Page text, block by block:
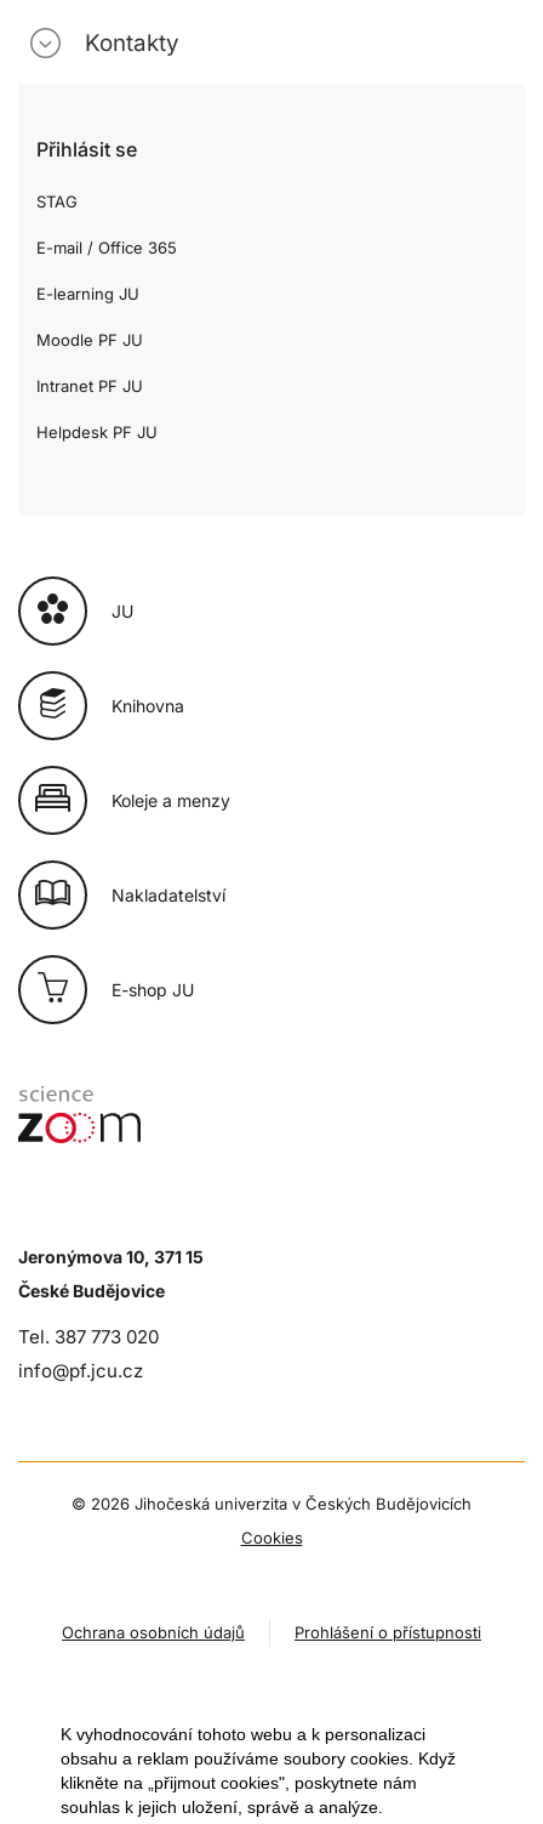
Kontakty
Přihlásit se
STAG
E-mail / Office 365
E-learning JU
Moodle PF JU
Intranet PF JU
Helpdesk PF JU
JU
Knihovna
Koleje a menzy
Nakladatelství
E-shop JU
Jeronýmova 10, 371 15
České Budějovice
Tel. 387 773 020
info@pf.jcu.cz
© 2026 Jihočeská univerzita v Českých Budějovicích
Cookies
Ochrana osobních údajů Prohlášení o přístupnosti
K vyhodnocování tohoto webu a k personalizaci
obsahu a reklam používáme soubory cookies. Když
klikněte na „přijmout cookies", poskytnete nám
souhlas k jejich uložení, správě a analýze.